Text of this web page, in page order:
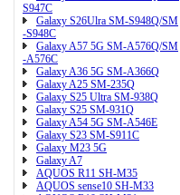
S947C
Galaxy S26Ulra SM-S948Q/SM
-S948C
Galaxy A57 5G SM-A576Q/SM
-A576C
Galaxy A36 5G SM-A366Q
Galaxy A25 SM-235Q
Galaxy S25 Ultra SM-938Q
Galaxy S25 SM-931Q
Galaxy A54 5G SM-A546E
Galaxy S23 SM-S911C
Galaxy M23 5G
Galaxy A7
AQUOS R11 SH-M35
AQUOS sense10 SH-M33